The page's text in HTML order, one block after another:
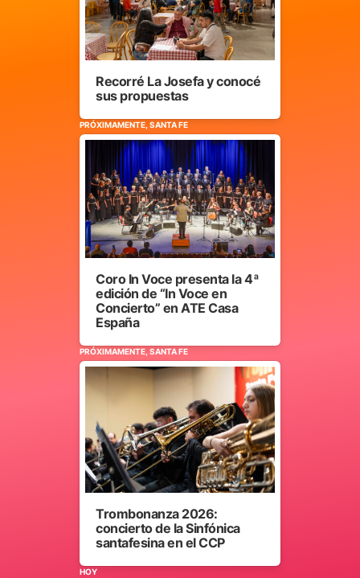
Recorré La Josefa y conocé
sus propuestas
PRÓXIMAMENTE, SANTA FE
Coro In Voce presenta la 4ª
edición de “In Voce en
Concierto” en ATE Casa
España
PRÓXIMAMENTE, SANTA FE
Trombonanza 2026:
concierto de la Sinfónica
santafesina en el CCP
HOY